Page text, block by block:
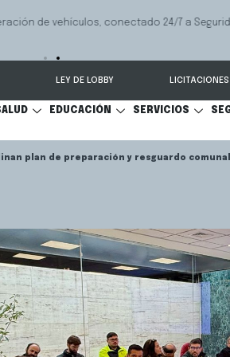
de vehículos, conectado 24/7 a Seguridad
LEY DE LOBBY LICITACIONES
EDUCACIÓN SERVICIOS
plan de preparación y resguardo comunal